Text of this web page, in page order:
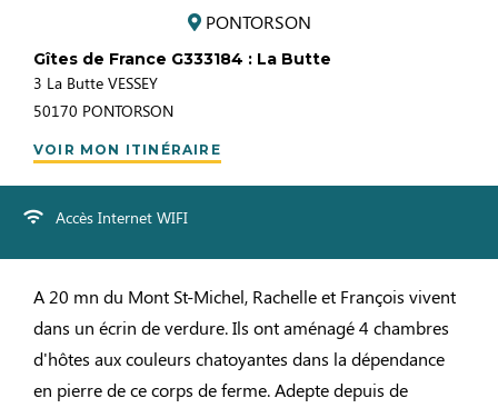
PONTORSON
Gîtes de France G333184 : La Butte
3 La Butte VESSEY
50170 PONTORSON
VOIR MON ITINÉRAIRE
Accès Internet WIFI
A 20 mn du Mont St-Michel, Rachelle et François vivent
dans un écrin de verdure. Ils ont aménagé 4 chambres
d'hôtes aux couleurs chatoyantes dans la dépendance
en pierre de ce corps de ferme. Adepte depuis de